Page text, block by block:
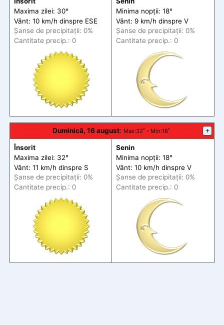
Maxima zilei: 30°
Vânt: 10 km/h dinspre ESE
Șanse de precipitații: 0%
Cantitate precip.: 0
Minima nopții: 18°
Vânt: 9 km/h dinspre V
Șanse de precipitații: 0%
Cantitate precip.: 0
Duminică, 16 august: Max:32˚ - Min:18˚ +
Însorit
Maxima zilei: 32°
Vânt: 11 km/h dinspre S
Șanse de precipitații: 0%
Cantitate precip.: 0
Senin
Minima nopții: 18°
Vânt: 10 km/h dinspre V
Șanse de precipitații: 0%
Cantitate precip.: 0